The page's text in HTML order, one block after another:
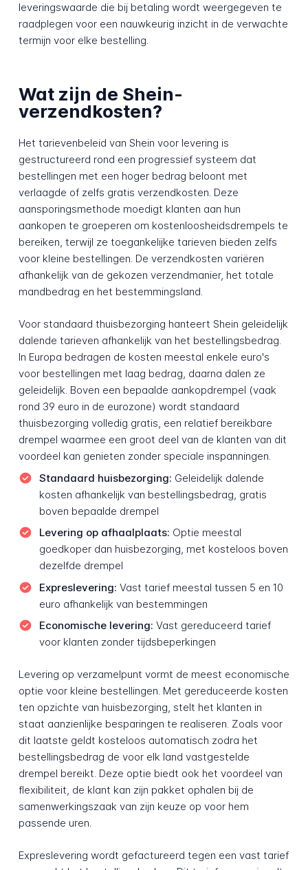
leveringswaarde die bij betaling wordt weergegeven te
raadplegen voor een nauwkeurig inzicht in de verwachte
termijn voor elke bestelling.
Wat zijn de Shein-
verzendkosten?
Het tarievenbeleid van Shein voor levering is
gestructureerd rond een progressief systeem dat
bestellingen met een hoger bedrag beloont met
verlaagde of zelfs gratis verzendkosten. Deze
aansporingsmethode moedigt klanten aan hun
aankopen te groeperen om kostenloosheidsdrempels te
bereiken, terwijl ze toegankelijke tarieven bieden zelfs
voor kleine bestellingen. De verzendkosten variëren
afhankelijk van de gekozen verzendmanier, het totale
mandbedrag en het bestemmingsland.
Voor standaard thuisbezorging hanteert Shein geleidelijk
dalende tarieven afhankelijk van het bestellingsbedrag.
In Europa bedragen de kosten meestal enkele euro's
voor bestellingen met laag bedrag, daarna dalen ze
geleidelijk. Boven een bepaalde aankopdrempel (vaak
rond 39 euro in de eurozone) wordt standaard
thuisbezorging volledig gratis, een relatief bereikbare
drempel waarmee een groot deel van de klanten van dit
voordeel kan genieten zonder speciale inspanningen.
Standaard huisbezorging: Geleidelijk dalende
kosten afhankelijk van bestellingsbedrag, gratis
boven bepaalde drempel
Levering op afhaalplaats: Optie meestal
goedkoper dan huisbezorging, met kosteloos boven
dezelfde drempel
Expreslevering: Vast tarief meestal tussen 5 en 10
euro afhankelijk van bestemmingen
Economische levering: Vast gereduceerd tarief
voor klanten zonder tijdsbeperkingen
Levering op verzamelpunt vormt de meest economische
optie voor kleine bestellingen. Met gereduceerde kosten
ten opzichte van huisbezorging, stelt het klanten in
staat aanzienlijke besparingen te realiseren. Zoals voor
dit laatste geldt kosteloos automatisch zodra het
bestellingsbedrag de voor elk land vastgestelde
drempel bereikt. Deze optie biedt ook het voordeel van
flexibiliteit, de klant kan zijn pakket ophalen bij de
samenwerkingszaak van zijn keuze op voor hem
passende uren.
Expreslevering wordt gefactureerd tegen een vast tarief